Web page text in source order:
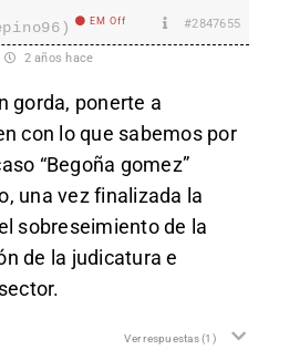
EM Off #2847655
2 años hace
gorda, ponerte a
con lo que sabemos por
“Begoña gomez”
una vez finalizada la
sobreseimiento de la
de la judicatura e
Ver respuestas(1)